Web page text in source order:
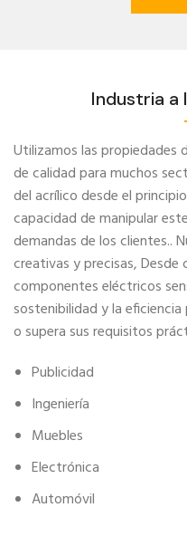
Industria a
Utilizamos las propiedades
de calidad para muchos
del acrílico desde el
capacidad de manipular
demandas de los clientes..
creativas y precisas,
componentes eléctricos
sostenibilidad y la
o supera sus requisitos
Publicidad
Ingeniería
Muebles
Electrónica
Automóvil